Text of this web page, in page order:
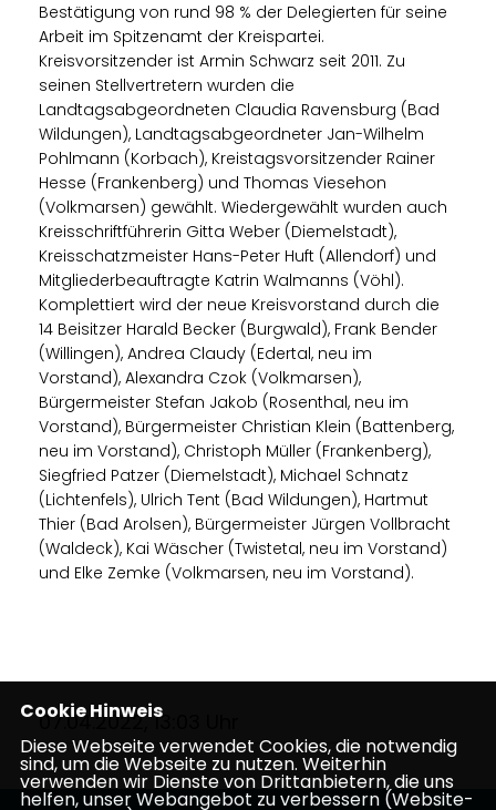
Bestätigung von rund 98 % der Delegierten für seine
Arbeit im Spitzenamt der Kreispartei.
Kreisvorsitzender ist Armin Schwarz seit 2011. Zu
seinen Stellvertretern wurden die
Landtagsabgeordneten Claudia Ravensburg (Bad
Wildungen), Landtagsabgeordneter Jan-Wilhelm
Pohlmann (Korbach), Kreistagsvorsitzender Rainer
Hesse (Frankenberg) und Thomas Viesehon
(Volkmarsen) gewählt. Wiedergewählt wurden auch
Kreisschriftführerin Gitta Weber (Diemelstadt),
Kreisschatzmeister Hans-Peter Huft (Allendorf) und
Mitgliederbeauftragte Katrin Walmanns (Vöhl).
Komplettiert wird der neue Kreisvorstand durch die
14 Beisitzer Harald Becker (Burgwald), Frank Bender
(Willingen), Andrea Claudy (Edertal, neu im
Vorstand), Alexandra Czok (Volkmarsen),
Bürgermeister Stefan Jakob (Rosenthal, neu im
Vorstand), Bürgermeister Christian Klein (Battenberg,
neu im Vorstand), Christoph Müller (Frankenberg),
Siegfried Patzer (Diemelstadt), Michael Schnatz
(Lichtenfels), Ulrich Tent (Bad Wildungen), Hartmut
Thier (Bad Arolsen), Bürgermeister Jürgen Vollbracht
(Waldeck), Kai Wäscher (Twistetal, neu im Vorstand)
und Elke Zemke (Volkmarsen, neu im Vorstand).
07.04.2022, 13:03 Uhr
Cookie Hinweis
Diese Webseite verwendet Cookies, die notwendig
sind, um die Webseite zu nutzen. Weiterhin
verwenden wir Dienste von Drittanbietern, die uns
helfen, unser Webangebot zu verbessern (Website-